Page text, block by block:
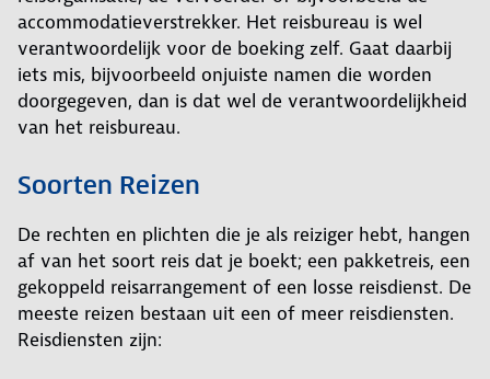
accommodatieverstrekker. Het reisbureau is wel
verantwoordelijk voor de boeking zelf. Gaat daarbij
iets mis, bijvoorbeeld onjuiste namen die worden
doorgegeven, dan is dat wel de verantwoordelijkheid
van het reisbureau.
Soorten Reizen
De rechten en plichten die je als reiziger hebt, hangen
af van het soort reis dat je boekt; een pakketreis, een
gekoppeld reisarrangement of een losse reisdienst. De
meeste reizen bestaan uit een of meer reisdiensten.
Reisdiensten zijn: